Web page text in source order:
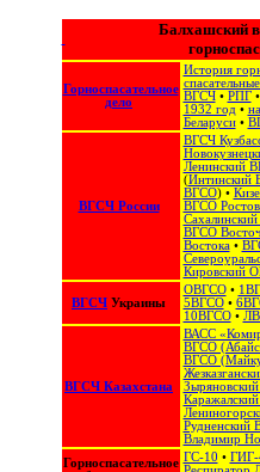
Балхашский
Горноспасательное
дело
История
ВГСЧ• РПГ•
1932 год •
Беларуси•
ВГСЧ России
ВГСЧ
Ленинский
(Интинский
ВГСО) •
ВГСО
ВГСО
Востока‎‎ •
Кировский
ВГСЧ Украины
ОВГСО•
5ВГСО•
10ВГСО•
ВГСЧ Казахстана
ВАСС
ВГСО
ВГСО
Рудненский
Владимир
Горноспасательное ГС-10 • ГИГ-